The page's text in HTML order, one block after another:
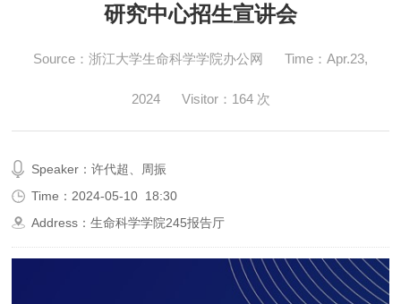
研究中心招生宣讲会
Source：浙江大学生命科学学院办公网 Time： Apr.23,
2024 Visitor： 164 次
Speaker：许代超、周振
Time： 2024-05-10 18:30
Address：生命科学学院245报告厅